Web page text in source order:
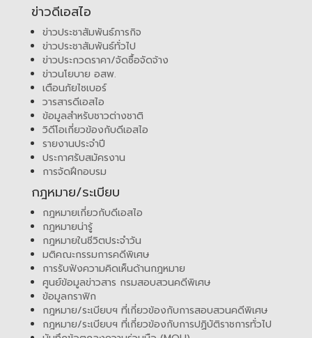
ข่าวดีเอสไอ
ข่าวประชาสัมพันธ์ภารกิจ
ข่าวประชาสัมพันธ์ทั่วไป
ข่าวประกวดราคา/จัดซื้อจัดจ้าง
ข่าวนโยบาย อสพ.
เตือนภัยไซเบอร์
วารสารดีเอสไอ
ข้อมูลสำหรับชาวต่างชาติ
วิดีโอเกี่ยวข้องกับดีเอสไอ
รายงานประจำปี
ประกาศรับสมัครงาน
การจัดฝึกอบรม
กฎหมาย/ระเบียบ
กฎหมายเกี่ยวกับดีเอสไอ
กฎหมายน่ารู้
กฎหมายในชีวิตประจำวัน
มติคณะกรรมการคดีพิเศษ
การรับฟังความคิดเห็นด้านกฎหมาย
ศูนย์ข้อมูลข่าวสาร กรมสอบสวนคดีพิเศษ
ข้อมูลกราฟิก
กฎหมาย/ระเบียบฯ ที่เกี่ยวข้องกับการสอบสวนคดีพิเศษ
กฎหมาย/ระเบียบฯ ที่เกี่ยวข้องกับการปฏิบัติราชการทั่วไป